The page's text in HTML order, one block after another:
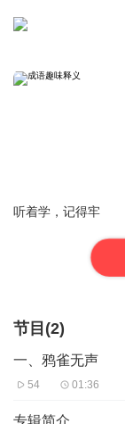
听着学，记得牢
节目(2)
一、鸦雀无声
54 01:36
专辑简介